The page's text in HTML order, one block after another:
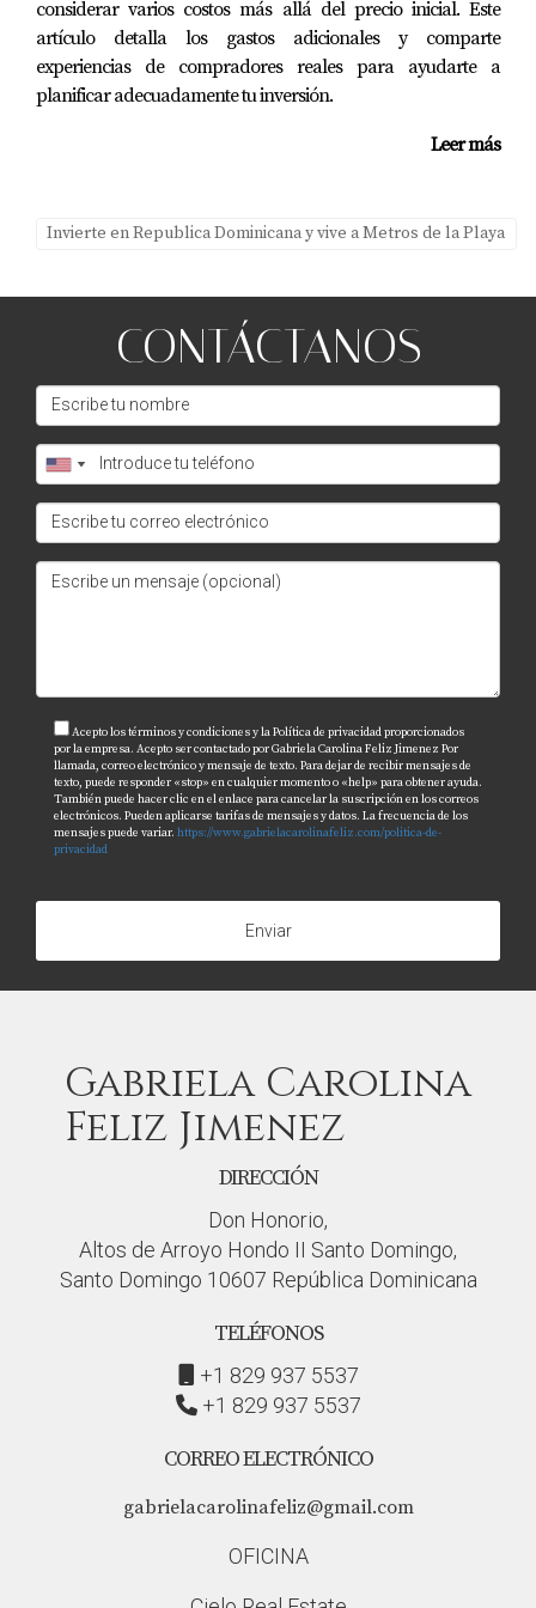
paso hacia tu nueva vida cerca del mar puede ser
emocionante y transformador. ¡No esperes más para
hacer realidad ese sueño!
considerar varios costos más allá del precio inicial. Este
artículo detalla los gastos adicionales y comparte
experiencias de compradores reales para ayudarte a
planificar adecuadamente tu inversión.
Leer más
Invierte en Republica Dominicana y vive a Metros de la Playa
CONTÁCTANOS
Acepto los términos y condiciones y la Política de privacidad proporcionados
por la empresa. Acepto ser contactado por Gabriela Carolina Feliz Jimenez Por
llamada, correo electrónico y mensaje de texto. Para dejar de recibir mensajes de
texto, puede responder «stop» en cualquier momento o «help» para obtener ayuda.
También puede hacer clic en el enlace para cancelar la suscripción en los correos
electrónicos. Pueden aplicarse tarifas de mensajes y datos. La frecuencia de los
mensajes puede variar. https://www.gabrielacarolinafeliz.com/politica-de-
privacidad
Enviar
Gabriela Carolina
Feliz Jimenez
DIRECCIÓN
Don Honorio,
Altos de Arroyo Hondo II Santo Domingo,
Santo Domingo 10607 República Dominicana
TELÉFONOS
+1 829 937 5537
+1 829 937 5537
CORREO ELECTRÓNICO
gabrielacarolinafeliz@gmail.com
OFICINA